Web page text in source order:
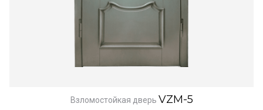
Взломостойкая дверь VZM-5